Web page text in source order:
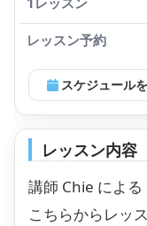
レッスン予約
スケジュール
レッスン内容
講師 Chie によ
こちらからレッ